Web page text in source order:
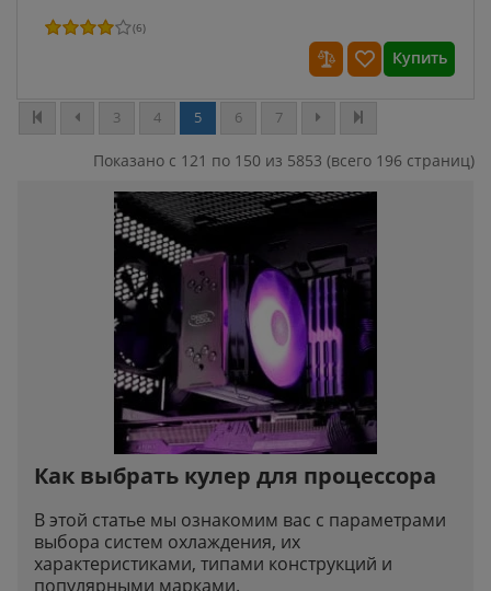
(6)
Купить
3 4 5 6 7
Показано с 121 по 150 из 5853 (всего 196 страниц)
Как выбрать кулер для процессора
В этой статье мы ознакомим вас с параметрами
выбора систем охлаждения, их
характеристиками, типами конструкций и
популярными марками.